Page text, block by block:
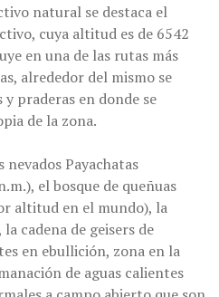
natural se destaca el
cuya altitud es de 6542
en una de las rutas más
alrededor del mismo se
praderas en donde se
de la zona.
Payachatas
el bosque de queñuas
altitud en el mundo), la
cadena de geisers de
en ebullición, zona en la
de aguas calientes